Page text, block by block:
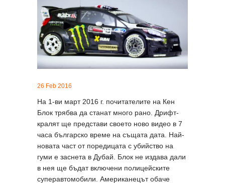
26 Feb 2016
На 1-ви март 2016 г. почитателите на Кен
Блок трябва да станат много рано. Дрифт-
кралят ще представи своето ново видео в 7
часа българско време на същата дата. Най-
новата част от поредицата с убийство на
гуми е заснета в Дубай. Блок не издава дали
в нея ще бъдат включени полицейските
суперавтомобили. Американецът обаче